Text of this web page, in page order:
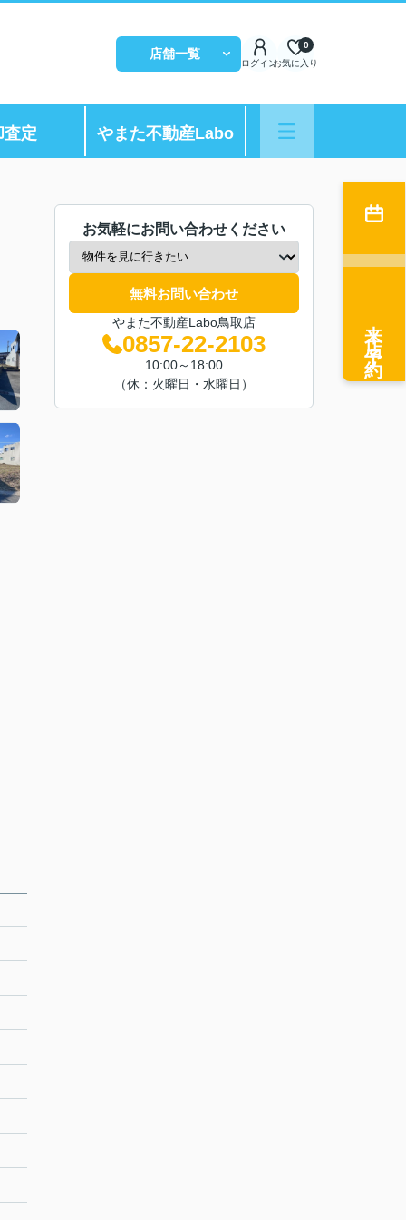
店舗一覧
ログインお気に入り
0
査定 やまた不動産Labo
お気軽にお問い合わせください
無料お問い合わせ
やまた不動産Labo鳥取店
0857-22-2103
10:00～18:00
（休：火曜日・水曜日）
来店予約